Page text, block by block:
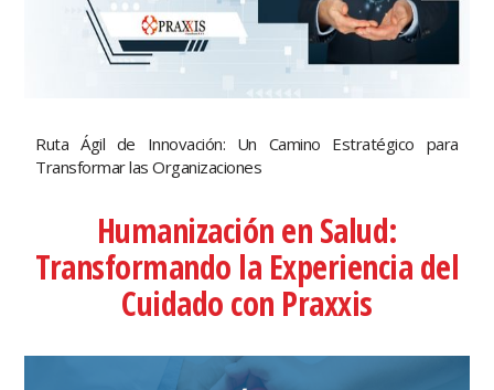
Ruta Ágil de Innovación: Un Camino Estratégico para
Transformar las Organizaciones
Humanización en Salud:
Transformando la Experiencia del
Cuidado con Praxxis